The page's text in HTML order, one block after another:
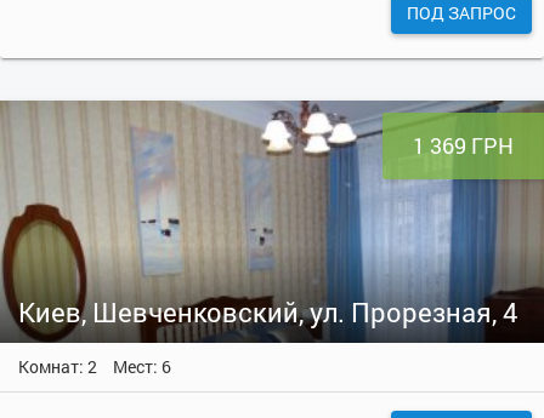
ПОД ЗАПРОС
1 369 ГРН
Киев, Шевченковский, ул. Прорезная, 4
Комнат: 2 Мест: 6